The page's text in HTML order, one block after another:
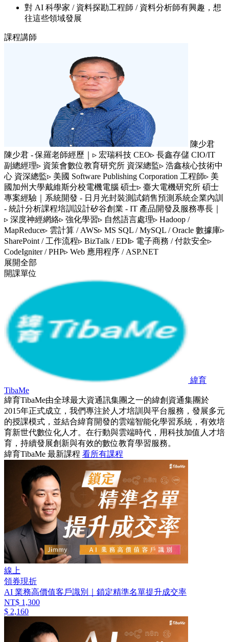
對 AI 科學家 / 資料探勘工程師 / 資料分析師有興趣，想
往這些領域發展
課程講師
陳少君
陳少君 - 保羅老師經歷｜▹ 宏瑞科技 CEO▹ 長鑫存儲 CIO/IT
副總經理▹ 資策會數位教育研究所 資深總監▹ 浩鑫核心技術中
心 資深總監▹ 美國 Software Publishing Corporation 工程師▹ 美
國加州大學戴維斯分校電機電腦 碩士▹ 臺大電機研究所 碩士
專案經驗｜系統開發 - 日月光封裝測試銷售預測系統企業內訓
- 統計分析課程培訓設計矽谷創業 - IT 產品開發及服務專長｜
▹ 深度神經網絡▹ 強化學習▹ 自然語言處理▹ Hadoop /
MapReduce▹ 雲計算 / AWS▹ MS SQL / MySQL / Oracle 數據庫▹
SharePoint / 工作流程▹ BizTalk / EDI▹ 電子商務 / 付款安全▹
CodeIgniter / PHP▹ Web 應用程序 / ASP.NET
展開全部
開課單位
緯育
TibaMe
緯育TibaMe由全球最大資通訊集團之一的緯創資通集團於
2015年正式成立，我們專注於人才培訓與平台服務，發展多元
的授課模式，並結合緯育開發的雲端智能化學習系統，有效培
育新世代數位化人才。在行動與雲端時代，用科技加值人才培
育，持續發展創新與有效的數位教育學習服務。
緯育TibaMe 最新課程 看所有課程
線上
領券現折
AI 業務高價值客戶識別｜鎖定精準名單提升成交率
NT$ 1,300
$ 2,160